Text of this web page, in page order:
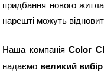
придбання нового
нарешті можуть
Наша компанія Color
надаємо великий вибір